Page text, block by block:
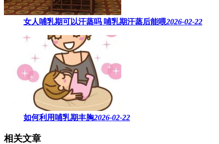
女人哺乳期可以汗蒸吗 ​哺乳期汗蒸后能喂2026-02-22
如何利用哺乳期丰胸2026-02-22
相关文章